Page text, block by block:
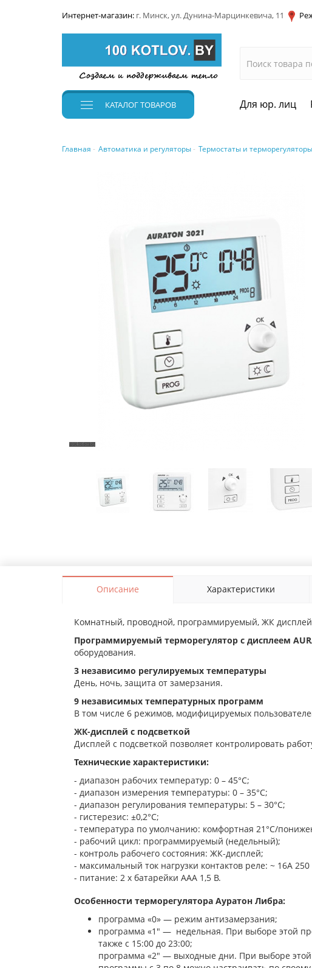
Интернет-магазин: г. Минск, ул. Дунина-Марцинкевича, 11
КАТАЛОГТОВАРОВ Для юр. лиц
Главная Автоматика и регуляторы Термостаты и терморегуляторы
Описание Характеристики
Комнатный, проводной, программируемый, ЖК дисплей
Программируемый терморегулятор с дисплеем
оборудования.
3 независимо регулируемых температуры
День, ночь, защита от замерзания.
9 независимых температурных программ
В том числе 6 режимов, модифицируемых
ЖК-дисплей с подсветкой
Дисплей с подсветкой позволяет контролировать
Технические характеристики:
- диапазон рабочих температур: 0 – 45°C;
- диапазон измерения температуры: 0 – 35°C;
- диапазон регулирования температуры: 5 – 30°C;
- гистерезис: ±0,2°C;
- температура по умолчанию: комфортная 21°C/
- рабочий цикл: программируемый (недельный);
- контроль рабочего состояния: ЖК-дисплей;
- максимальный ток нагрузки контактов реле: ~ 16A 250
- питание: 2 x батарейки AAA 1,5 В.
Особенности терморегулятора Ауратон Либра:
программа «0» — режим антизамерзания;
программа «1″ — недельная. При выборе этой
также с 15:00 до 23:00;
программа «2″ — выходные дни. При выборе